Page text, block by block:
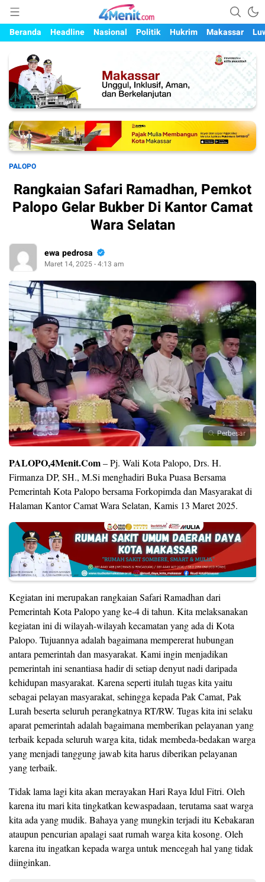
4menit.com
Mengungkap Kisah, Setiap Hari
Beranda
Headline Nasional Politik Hukrim Makassar
PALOPO
Rangkaian Safari Ramadhan, Pemkot
Palopo Gelar Bukber Di Kantor Camat
Wara Selatan
ewa pedrosa
Maret 14, 2025 - 4:13 am
Perbesar
PALOPO,4Menit.Com– Pj. Wali Kota Palopo, Drs. H.
Firmanza DP, SH., M.Si menghadiri Buka Puasa Bersama
Pemerintah Kota Palopo bersama Forkopimda dan Masyarakat di
Halaman Kantor Camat Wara Selatan, Kamis 13 Maret 2025.
Kegiatan ini merupakan rangkaian Safari Ramadhan dari
Pemerintah Kota Palopo yang ke-4 di tahun. Kita melaksanakan
kegiatan ini di wilayah-wilayah kecamatan yang ada di Kota
Palopo. Tujuannya adalah bagaimana mempererat hubungan
antara pemerintah dan masyarakat. Kami ingin menjadikan
pemerintah ini senantiasa hadir di setiap denyut nadi daripada
kehidupan masyarakat. Karena seperti itulah tugas kita yaitu
sebagai pelayan masyarakat, sehingga kepada Pak Camat, Pak
Lurah beserta seluruh perangkatnya RT/RW. Tugas kita ini selaku
aparat pemerintah adalah bagaimana memberikan pelayanan yang
terbaik kepada seluruh warga kita, tidak membeda-bedakan warga
yang menjadi tanggung jawab kita harus diberikan pelayanan
yang terbaik.
Tidak lama lagi kita akan merayakan Hari Raya Idul Fitri. Oleh
karena itu mari kita tingkatkan kewaspadaan, terutama saat warga
kita ada yang mudik. Bahaya yang mungkin terjadi itu Kebakaran
ataupun pencurian apalagi saat rumah warga kita kosong. Oleh
karena itu ingatkan kepada warga untuk mencegah hal yang tidak
diinginkan.